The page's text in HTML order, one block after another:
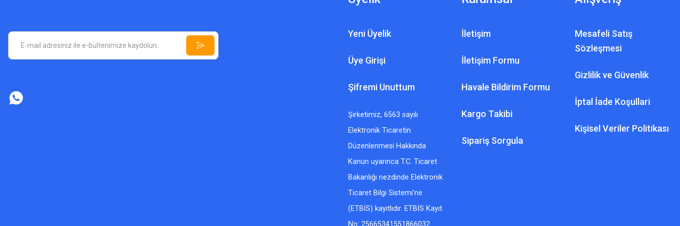
Yeni Üyelik
Üye Girişi
Şifremi Unuttum
Şirketimiz, 6563 sayılı
Elektronik Ticaretin
Düzenlenmesi Hakkında
Kanun uyarınca T.C. Ticaret
Bakanlığı nezdinde Elektronik
Ticaret Bilgi Sistemi’ne
(ETBİS) kayıtlıdır. ETBİS Kayıt
No: 25665341551866032
İletişim
İletişim Formu
Havale Bildirim Formu
Kargo Takibi
Sipariş Sorgula
Mesafeli Satış
Sözleşmesi
Gizlilik ve Güvenlik
İptal İade Koşullari
Kişisel Veriler Politikası